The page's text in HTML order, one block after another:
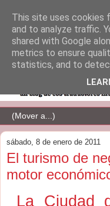
sábado, 8 de enero de 2011
El turismo de
motor
La Ciudad
This site uses cookies
and to analyze traffic.
shared with Google
metrics to ensure
statistics, and to